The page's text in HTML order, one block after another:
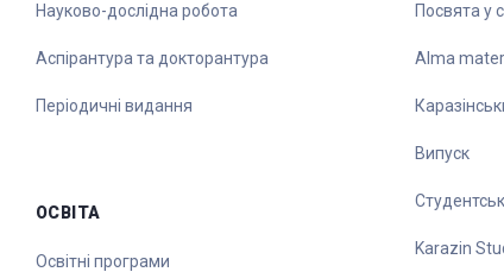
Науково-дослідна робота
Аспірантура та докторантура
Періодичні видання
ОСВІТА
Освітні програми
Посвята у
Alma mater
Випуск
Karazin